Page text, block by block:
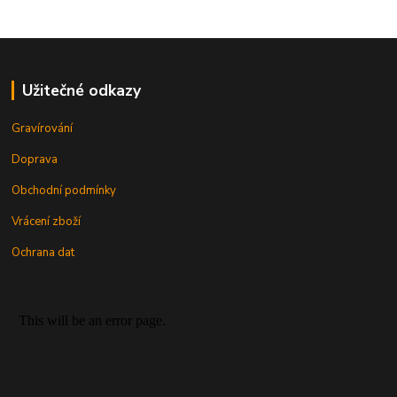
Užitečné odkazy
Gravírování
Doprava
Obchodní podmínky
Vrácení zboží
Ochrana dat